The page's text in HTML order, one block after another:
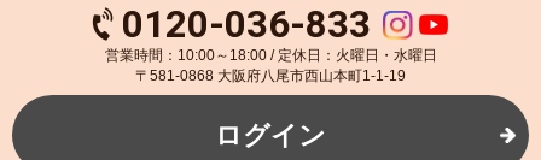
0120-036-833
営業時間：10:00～18:00 / 定休日：火曜日・水曜日
〒581-0868 大阪府八尾市西山本町1-1-19
ログイン